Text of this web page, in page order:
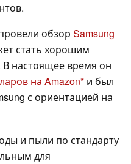
обзор Samsung
стать хорошим
настоящее время он
на Amazon и был
с ориентацией на
и пыли по стандарту
для